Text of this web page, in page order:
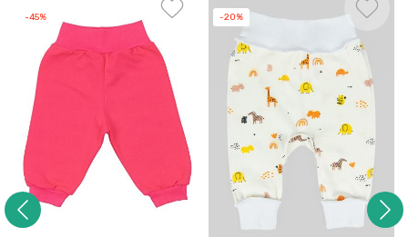
-45% -20%